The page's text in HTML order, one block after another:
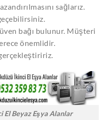
sağlarız.
bağı bulunur. Müşteri
önemlidir.
El Beyaz Eşya Alanlar